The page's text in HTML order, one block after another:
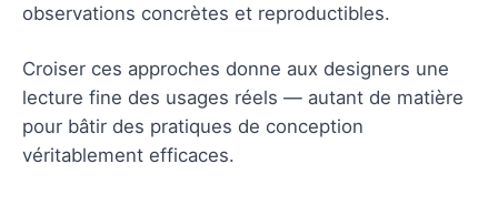
observations concrètes et reproductibles.
Croiser ces approches donne aux designers une
lecture fine des usages réels — autant de matière
pour bâtir des pratiques de conception
véritablement efficaces.